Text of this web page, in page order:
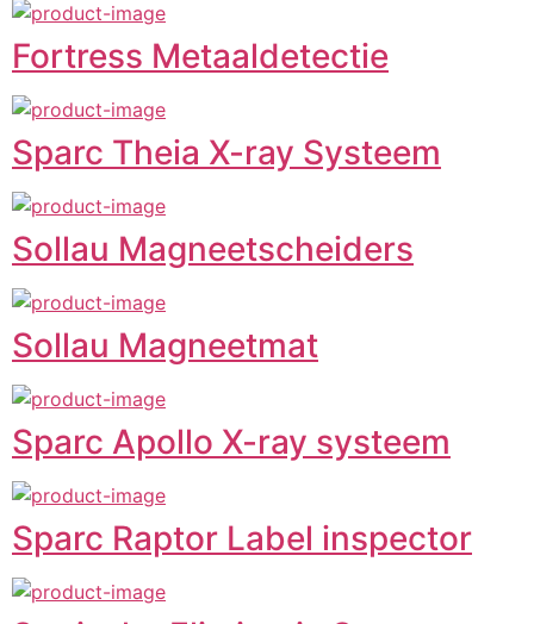
Fortress Metaaldetectie
Sparc Theia X-ray Systeem
Sollau Magneetscheiders
Sollau Magneetmat
Sparc Apollo X-ray systeem
Sparc Raptor Label inspector